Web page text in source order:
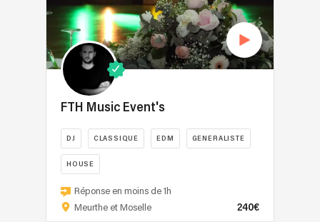
plaisir
vous
accompagner
lors
de
dansante,
il
est
possible
de
FTH Music Event's
DJ CLASSIQUE EDM GENERALISTE
HOUSE
FTH
Music
Réponse en moins de 1h
Meurthe et Moselle
240€